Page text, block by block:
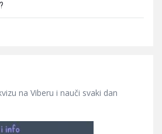
na Viberu i nauči svaki dan